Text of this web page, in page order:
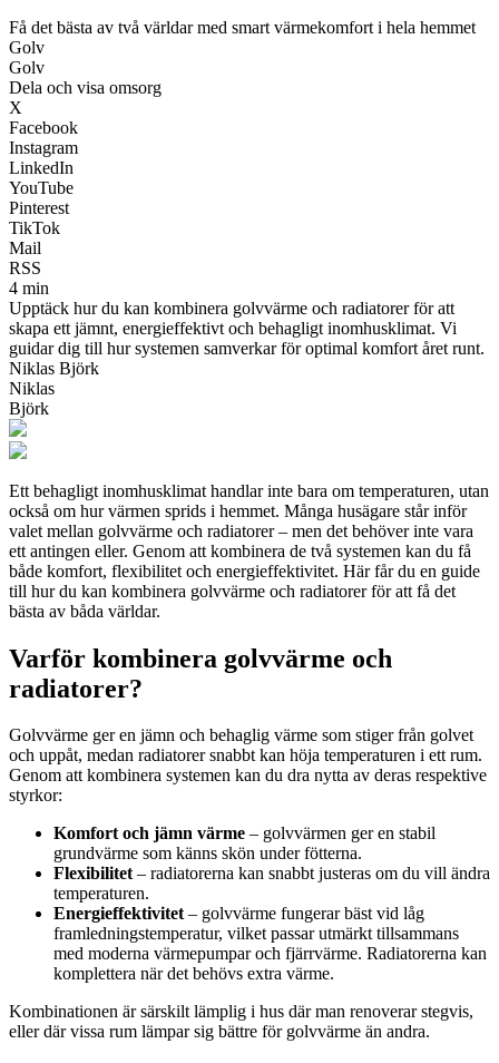
Få det bästa av två världar med smart värmekomfort i hela hemmet
Golv
Golv
Dela och visa omsorg
X
Facebook
Instagram
LinkedIn
YouTube
Pinterest
TikTok
Mail
RSS
4 min
Upptäck hur du kan kombinera golvvärme och radiatorer för att
skapa ett jämnt, energieffektivt och behagligt inomhusklimat. Vi
guidar dig till hur systemen samverkar för optimal komfort året runt.
Niklas Björk
Niklas
Björk
Ett behagligt inomhusklimat handlar inte bara om temperaturen, utan
också om hur värmen sprids i hemmet. Många husägare står inför
valet mellan golvvärme och radiatorer – men det behöver inte vara
ett antingen eller. Genom att kombinera de två systemen kan du få
både komfort, flexibilitet och energieffektivitet. Här får du en guide
till hur du kan kombinera golvvärme och radiatorer för att få det
bästa av båda världar.
Varför kombinera golvvärme och
radiatorer?
Golvvärme ger en jämn och behaglig värme som stiger från golvet
och uppåt, medan radiatorer snabbt kan höja temperaturen i ett rum.
Genom att kombinera systemen kan du dra nytta av deras respektive
styrkor:
Komfort och jämn värme – golvvärmen ger en stabil
grundvärme som känns skön under fötterna.
Flexibilitet– radiatorerna kan snabbt justeras om du vill ändra
temperaturen.
Energieffektivitet– golvvärme fungerar bäst vid låg
framledningstemperatur, vilket passar utmärkt tillsammans
med moderna värmepumpar och fjärrvärme. Radiatorerna kan
komplettera när det behövs extra värme.
Kombinationen är särskilt lämplig i hus där man renoverar stegvis,
eller där vissa rum lämpar sig bättre för golvvärme än andra.